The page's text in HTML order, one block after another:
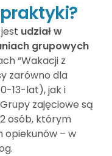
udział w
grupowych
“Wakacji z
zarówno dla
13-lat), jak i
zajęciowe są
osób, którym
opiekunów – w